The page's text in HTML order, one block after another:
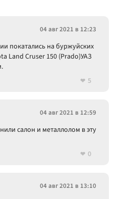
04 авг 2021 в 12:23
покатались на буржуйских
Land Cruser 150 (Prado)УАЗ
5
04 авг 2021 в 12:59
салон и металлолом в эту
0
04 авг 2021 в 13:10